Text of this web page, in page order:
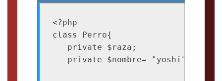
<?php
class Perro{
   private $raza;
   private $nombre= "yoshi";